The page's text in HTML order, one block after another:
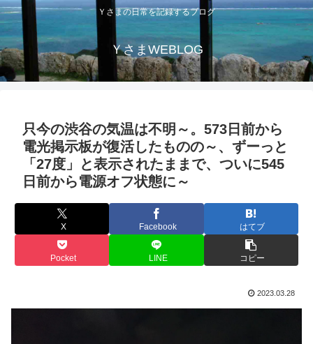
Ｙさまの日常を記録するブログ
ＹさまWEBLOG
只今の渋谷の気温は不明～。573日前から
電光掲示板が復活したものの～、ずーっと
「27度」と表示されたままで、ついに545
日前から電源オフ状態に～
X Facebook はてブ
Pocket LINE コピー
2023.03.28